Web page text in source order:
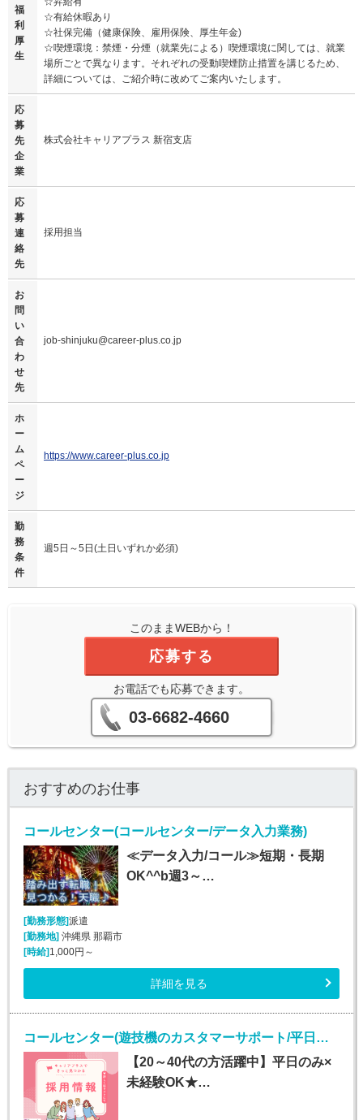
福
利
厚
生
☆有給休暇あり
☆社保完備（健康保険、雇用保険、厚生年金)
☆喫煙環境：禁煙・分煙（就業先による）喫煙環境に関しては、就業
場所ごとで異なります。それぞれの受動喫煙防止措置を講じるため、
詳細については、ご紹介時に改めてご案内いたします。
応
募
先
企
業
株式会社キャリアプラス 新宿支店
応
募
連
絡
先
採用担当
お
問
い
合
わ
せ
先
job-shinjuku@career-plus.co.jp
ホ
ー
ム
ペ
ー
ジ
https://www.career-plus.co.jp
勤
務
条
件
週5日～5日(土日いずれか必須)
このままWEBから！
応募する
お電話でも応募できます。
03-6682-4660
おすすめのお仕事
コールセンター(コールセンター/データ入力業務)
≪データ入力/コール≫短期・長期
OK^^b週3～…
[勤務形態]派遣
[勤務地]沖縄県 那覇市
[時給]1,000円～
詳細を見る
コールセンター(遊技機のカスタマーサポート/平日のみ/長期)
【20～40代の方活躍中】平日のみ×
未経験OK★…